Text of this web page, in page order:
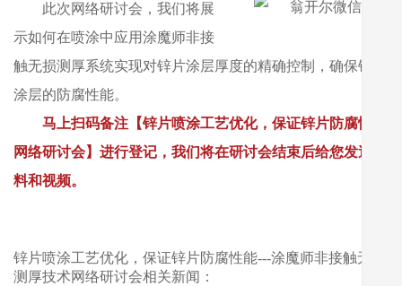
此次网络研讨会，我们将展
示如何在喷涂中应用涂魔师非接
触无损测厚系统实现对锌片涂层厚度的精确控制，确保锌片
涂层的防腐性能。
马上扫码备注【锌片喷涂工艺优化，保证锌片防腐性能
网络研讨会】进行登记，我们将在研讨会结束后给您发送资
料和视频。
锌片喷涂工艺优化，保证锌片防腐性能---涂魔师非接触无损
测厚技术网络研讨会相关新闻：